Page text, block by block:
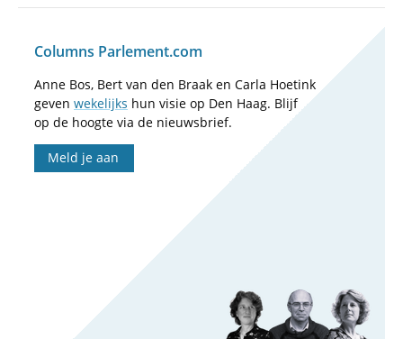
Columns Parlement.com
Anne Bos, Bert van den Braak en Carla Hoetink
geven wekelijks hun visie op Den Haag. Blijf
op de hoogte via de nieuwsbrief.
Meld je aan